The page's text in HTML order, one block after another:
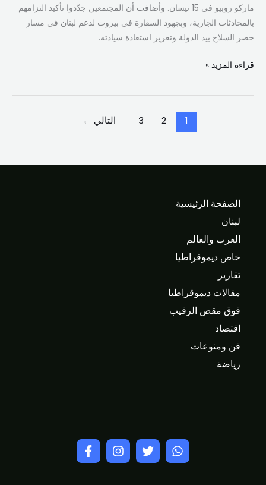
ماركو روبيو في 15 نيسان. وأضافت أن المجتمعين جدّدوا تأكيد التزامهم
بالمحادثات الجارية، وبجهود السفارة في بيروت لدعم لبنان في مسار
حصر السلاح بيد الدولة وتعزيز استعادة سيادته.
قراءة المزيد »
1
2
3 التالي ←
الصفحة الرئيسية
لبنان
العرب والعالم
خاص ديموقراطيا
تقارير
مقالات ديموقراطيا
فوق مقص الرقيب
اقتصاد
فن ومنوعات
رياضة